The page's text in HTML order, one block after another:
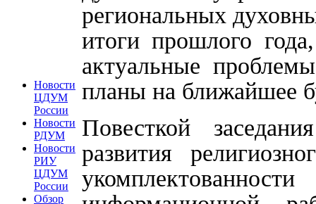
Новости
ЦДУМ
России
Новости
РДУМ
Новости
РИУ
ЦДУМ
России
Обзор
региональных
итоги прошлого
актуальные
планы на ближайшее
Повесткой
развития